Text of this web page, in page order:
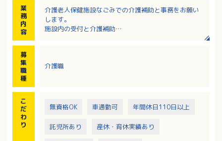
業
務
内
容
介護老人保健施設なごみでの介護補助と事務をお願い
します。
施設内の受付と介護補助
募
集
職
種
介護職
こ
だ
わ
り
無資格OK 車通勤可 年間休日110日以上
託児所あり 産休・育休実績あり